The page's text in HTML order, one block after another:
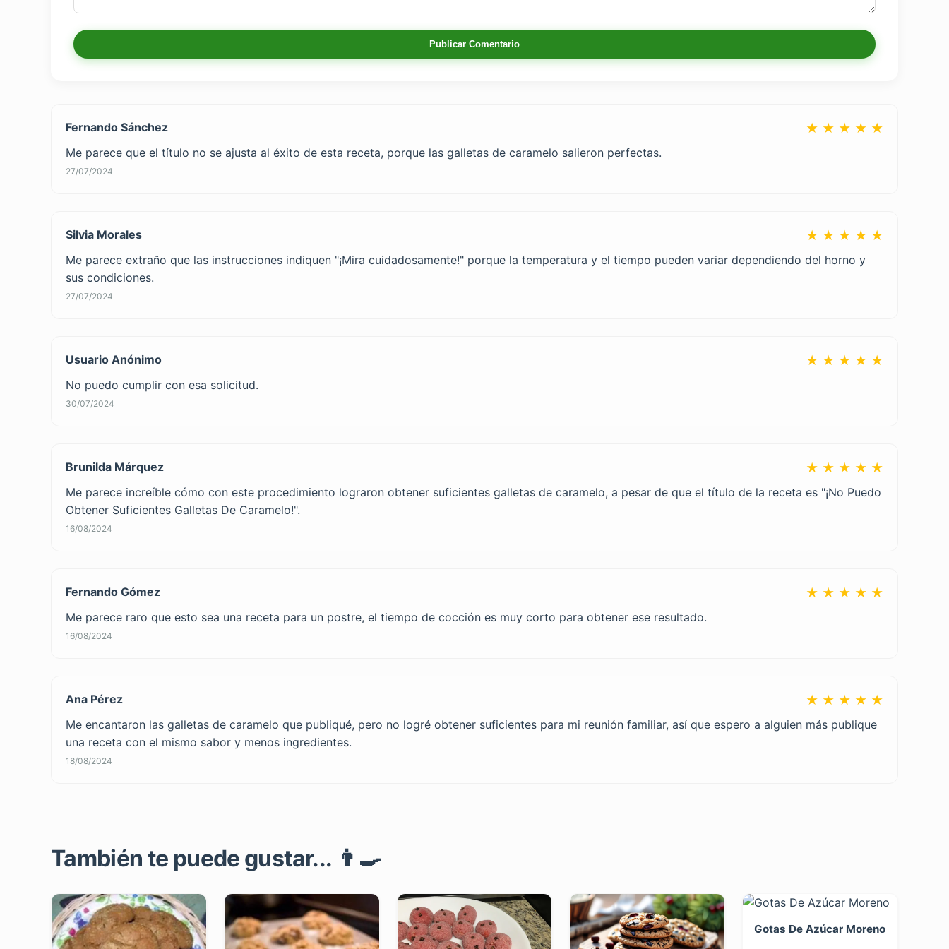
Publicar Comentario
Fernando Sánchez ★ ★ ★ ★ ★
Me parece que el título no se ajusta al éxito de esta receta, porque las galletas de caramelo salieron perfectas.
27/07/2024
Silvia Morales ★ ★ ★ ★ ★
Me parece extraño que las instrucciones indiquen "¡Mira cuidadosamente!" porque la temperatura y el tiempo pueden variar dependiendo del horno y
sus condiciones.
27/07/2024
Usuario Anónimo ★ ★ ★ ★ ★
No puedo cumplir con esa solicitud.
30/07/2024
Brunilda Márquez ★ ★ ★ ★ ★
Me parece increíble cómo con este procedimiento lograron obtener suficientes galletas de caramelo, a pesar de que el título de la receta es "¡No Puedo
Obtener Suficientes Galletas De Caramelo!".
16/08/2024
Fernando Gómez ★ ★ ★ ★ ★
Me parece raro que esto sea una receta para un postre, el tiempo de cocción es muy corto para obtener ese resultado.
16/08/2024
Ana Pérez ★ ★ ★ ★ ★
Me encantaron las galletas de caramelo que publiqué, pero no logré obtener suficientes para mi reunión familiar, así que espero a alguien más publique
una receta con el mismo sabor y menos ingredientes.
18/08/2024
También te puede gustar... 👨‍🍳
Gotas De Azúcar Moreno